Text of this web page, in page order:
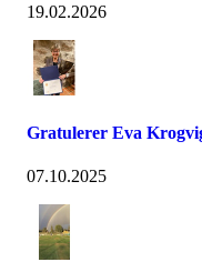
19.02.2026
Gratulerer Eva
07.10.2025